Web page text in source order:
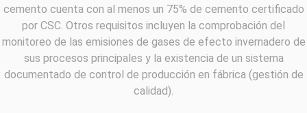
cemento cuenta con al menos un 75% de cemento certificado
por CSC. Otros requisitos incluyen la comprobación del
monitoreo de las emisiones de gases de efecto invernadero de
sus procesos principales y la existencia de un sistema
documentado de control de producción en fábrica (gestión de
calidad).